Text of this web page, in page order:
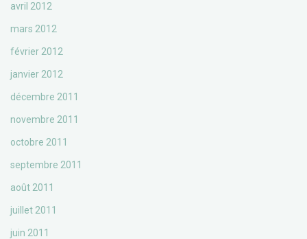
avril 2012
mars 2012
février 2012
janvier 2012
décembre 2011
novembre 2011
octobre 2011
septembre 2011
août 2011
juillet 2011
juin 2011